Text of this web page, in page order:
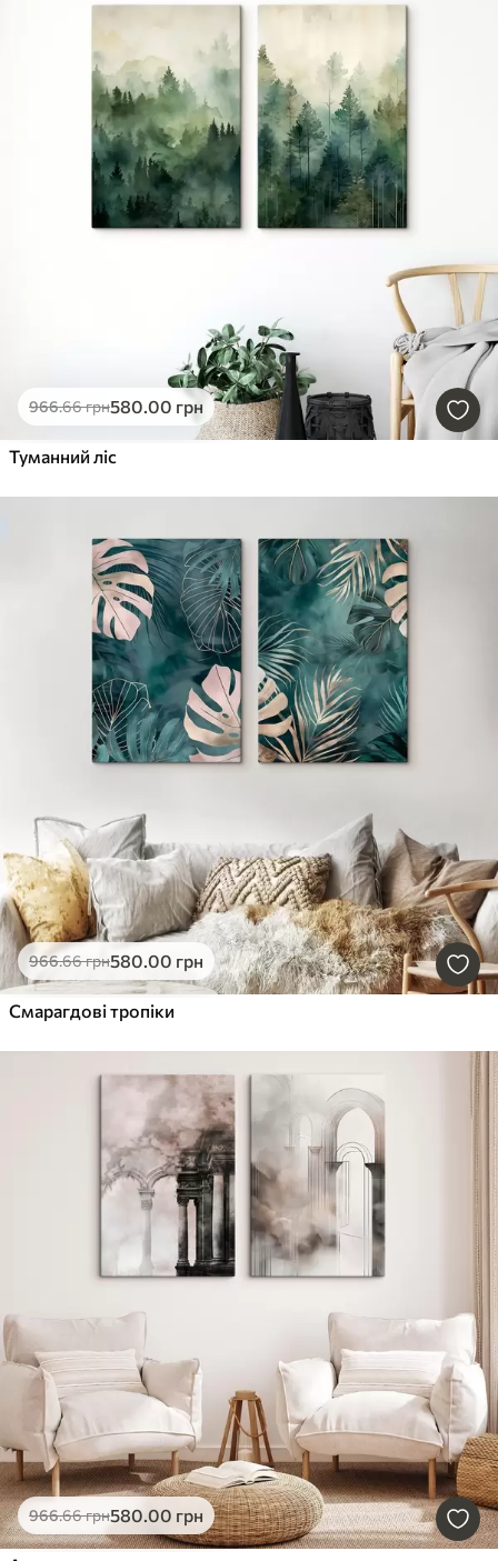
966.66грн580.00 грн
Туманний ліс
966.66грн580.00 грн
Смарагдові тропіки
966.66грн580.00 грн